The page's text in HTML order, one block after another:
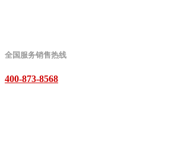
全国服务销售热线
400-873-8568